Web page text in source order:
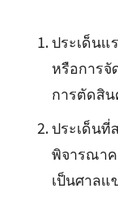
ประเด็น
หรือการจั
การตัดสิน
ประเด็น
พิจารณา
เป็นศาลแ